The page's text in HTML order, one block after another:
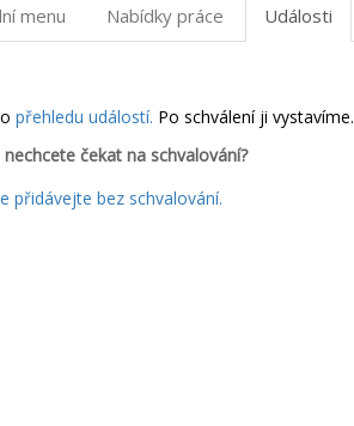
menu Nabídky práce Události
přehledu událostí. Po schválení ji vystavíme.
čekat na schvalování?
přidávejte bez schvalování.